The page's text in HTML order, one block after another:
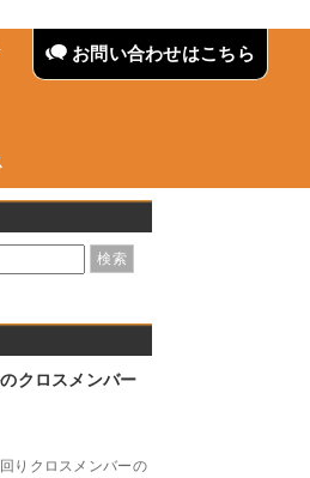
お問い合わせはこちら
クロスメンバー
りクロスメンバーの